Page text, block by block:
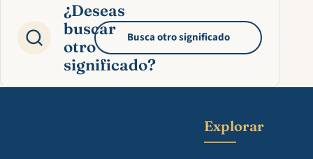
¿Deseas
buscar
otro
significado?
Busca otro significado
Explorar